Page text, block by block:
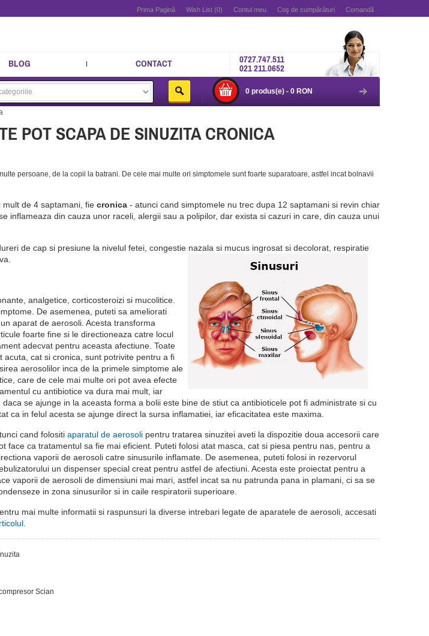
Prima Pagină Wish List (0) Contul meu Coş de cumpărături Comandă
0727.747.511
021 211.0652
CONTACT
BLOG
0 produs(e) - 0 RON
POT SCAPA DE SINUZITA CRONICA
persoane, de la copii la batrani. De cele mai multe ori simptomele sunt foarte suparatoare, astfel incat bolnavii
de 4 saptamani, fie cronica - atunci cand simptomele nu trec dupa 12 saptamani si revin chiar
inflameaza din cauza unor raceli, alergii sau a polipilor, dar exista si cazuri in care, din cauza unui
de cap si presiune la nivelul fetei, congestie nazala si mucus ingrosat si decolorat, respiratie
analgetice, corticosteroizi si mucolitice.
De asemenea, puteti sa ameliorati
aparat de aerosoli. Acesta transforma
foarte fine si le directioneaza catre locul
adecvat pentru aceasta afectiune. Toate
cat si cronica, sunt potrivite pentru a fi
aerosolilor inca de la primele simptome ale
care de cele mai multe ori pot avea efecte
cu antibiotice va dura mai mult, iar
se ajunge in la aceasta forma a bolii este bine de stiut ca antibioticele pot fi administrate si cu
ca in felul acesta se ajunge direct la sursa inflamatiei, iar eficacitatea este maxima.
cand folositi aparatul de aerosoli pentru tratarea sinuzitei aveti la dispozitie doua accesorii care
face ca tratamentul sa fie mai eficient. Puteti folosi atat masca, cat si piesa pentru nas, pentru a
vaporii de aerosoli catre sinusurile inflamate. De asemenea, puteti folosi in rezervorul
un dispenser special creat pentru astfel de afectiuni. Acesta este proiectat pentru a
vaporii de aerosoli de dimensiuni mai mari, astfel incat sa nu patrunda pana in plamani, ci sa se
in zona sinusurilor si in caile respiratorii superioare.
mai multe informatii si raspunsuri la diverse intrebari legate de aparatele de aerosoli, accesati
Scian